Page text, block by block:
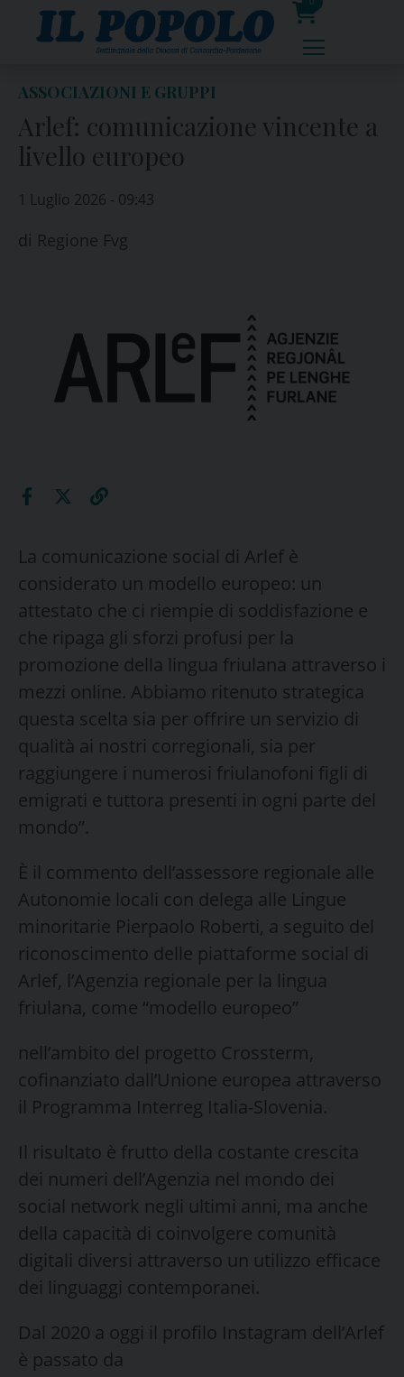
0
prodotti
ASSOCIAZIONI E GRUPPI
Arlef: comunicazione vincente a
livello europeo
1 Luglio 2026 - 09:43
di Regione Fvg
La comunicazione social di Arlef è
considerato un modello europeo: un
attestato che ci riempie di soddisfazione e
che ripaga gli sforzi profusi per la
promozione della lingua friulana attraverso i
mezzi online. Abbiamo ritenuto strategica
questa scelta sia per offrire un servizio di
qualità ai nostri corregionali, sia per
raggiungere i numerosi friulanofoni figli di
emigrati e tuttora presenti in ogni parte del
mondo”.
È il commento dell’assessore regionale alle
Autonomie locali con delega alle Lingue
minoritarie Pierpaolo Roberti, a seguito del
riconoscimento delle piattaforme social di
Arlef, l’Agenzia regionale per la lingua
friulana, come “modello europeo”
nell’ambito del progetto Crossterm,
cofinanziato dall’Unione europea attraverso
il Programma Interreg Italia-Slovenia.
Il risultato è frutto della costante crescita
dei numeri dell’Agenzia nel mondo dei
social network negli ultimi anni, ma anche
della capacità di coinvolgere comunità
digitali diversi attraverso un utilizzo efficace
dei linguaggi contemporanei.
Dal 2020 a oggi il profilo Instagram dell’Arlef
è passato da